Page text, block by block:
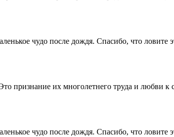
чудо после дождя. Спасибо, что ловите
признание их многолетнего труда и любви к
чудо после дождя. Спасибо, что ловите